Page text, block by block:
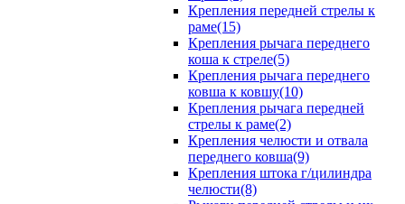
Крепления передней стрелы к
раме(15)
Крепления рычага переднего
коша к стреле(5)
Крепления рычага переднего
ковша к ковшу(10)
Крепления рычага передней
стрелы к раме(2)
Крепления челюсти и отвала
переднего ковша(9)
Крепления штока г/цилиндра
челюсти(8)